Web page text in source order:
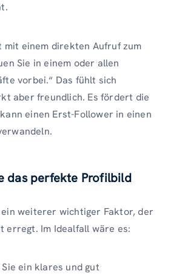
mit einem direkten Aufruf zum
Sie in einem oder allen
vorbei.“ Das fühlt sich
aber freundlich. Es fördert die
einen Erst-Follower in einen
das perfekte Profilbild
weiterer wichtiger Faktor, der
erregt. Im Idealfall wäre es:
ein klares und gut